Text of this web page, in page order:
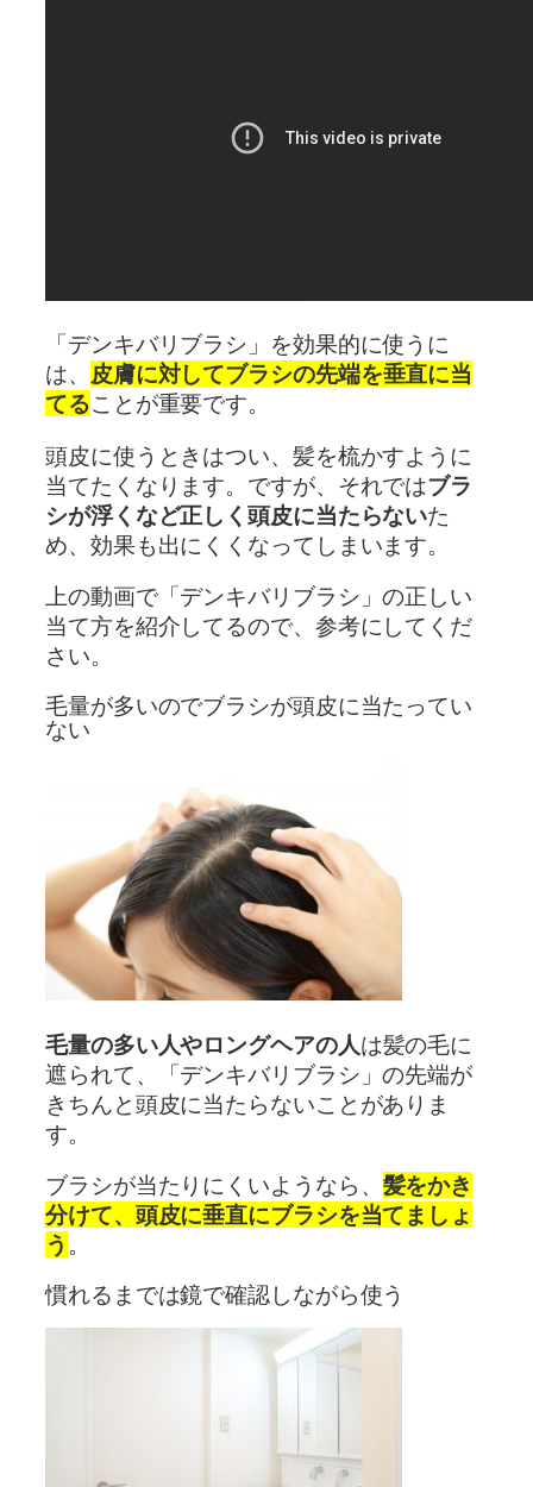
「デンキバリブラシ」を効果的に使うに
は、 皮膚に対してブラシの先端を垂直に当
てることが重要です。
頭皮に使うときはつい、髪を梳かすように
当てたくなります。ですが、それではブラ
シが浮くなど正しく頭皮に当たらないた
め、効果も出にくくなってしまいます。
上の動画で「デンキバリブラシ」の正しい
当て方を紹介してるので、参考にしてくだ
さい。
毛量が多いのでブラシが頭皮に当たってい
ない
毛量の多い人やロングヘアの人は髪の毛に
遮られて、「デンキバリブラシ」の先端が
きちんと頭皮に当たらないことがありま
す。
ブラシが当たりにくいようなら、 髪をかき
分けて、頭皮に垂直にブラシを当てましょ
う 。
慣れるまでは鏡で確認しながら使う